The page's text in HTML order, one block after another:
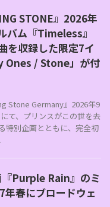
STONE』2026年
バム『Timeless』
を収録した限定7イ
Ones / Stone」が付
Stone Germany』2026年9
て、プリンスがこの世を去
特別企画とともに、完全初
Purple Rain』のミ
年春にブロードウェ